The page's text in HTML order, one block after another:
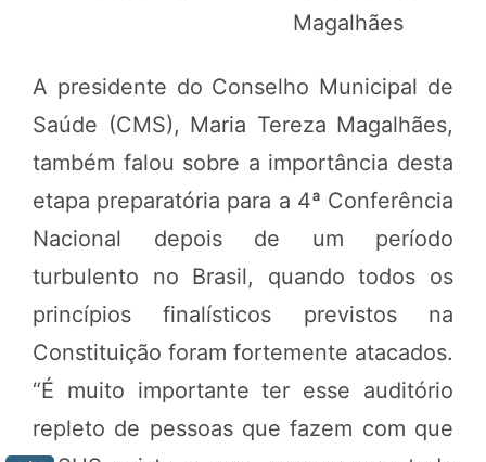
Magalhães
A presidente do Conselho Municipal de
Saúde (CMS), Maria Tereza Magalhães,
também falou sobre a importância desta
etapa preparatória para a 4ª Conferência
Nacional depois de um período
turbulento no Brasil, quando todos os
princípios finalísticos previstos na
Constituição foram fortemente atacados.
“É muito importante ter esse auditório
repleto de pessoas que fazem com que